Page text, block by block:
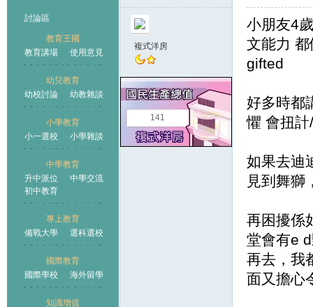
討論區
教育王國
教育講場
使用意見
幼兒教育
幼校討論
幼教雜談
小學教育
小一選校
小學雜談
中學教育
升中派位
中學交流
初中教育
專上教育
備戰大學
選科選校
國際教育
國際學校
海外留學
知識增值
王國
複式洋房
141
小朋友4
文能力
gifted
好多時都
懼 會扭
如果去迪
見到舞獅
再困擾係
堂會有e
再去，我
面又擔心